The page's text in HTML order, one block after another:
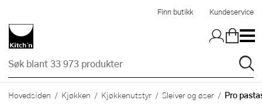
Finn butikk Kundeservice
Hovedsiden Kjøkken Kjøkkenutstyr Sleiver og øser Pro